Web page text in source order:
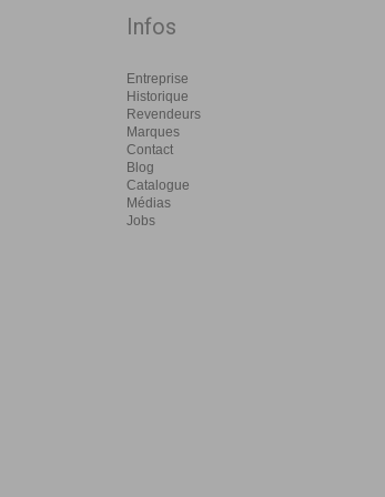
Infos
Entreprise
Historique
Revendeurs
Marques
Contact
Blog
Catalogue
Médias
Jobs